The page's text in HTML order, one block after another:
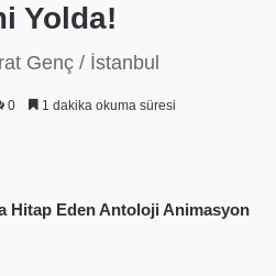
Yolda!
Genç / İstanbul
0 1 dakika okuma süresi
Hitap Eden Antoloji Animasyon